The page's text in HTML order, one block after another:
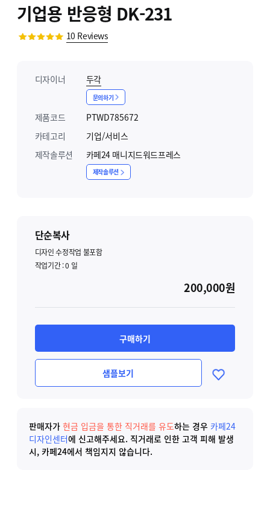
기업용 반응형 DK-231
10 Reviews
디자이너 두각
문의하기
제품코드
PTWD785672
카테고리
기업/서비스
제작솔루션
카페24 매니지드워드프레스
제작솔루션
단순복사
디자인 수정작업 불포함
작업기간 :0 일
200,000원
구매하기
샘플보기
판매자가 현금 입금을 통한 직거래를 유도하는 경우 카페24
디자인센터에 신고해주세요. 직거래로 인한 고객 피해 발생
시, 카페24에서 책임지지 않습니다.